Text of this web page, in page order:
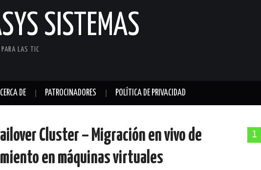
SISTEMAS
PARA LAS TIC
DE PATROCINADORES POLÍTICA DE PRIVACIDAD
1
Cluster – Migración en vivo de
en máquinas virtuales